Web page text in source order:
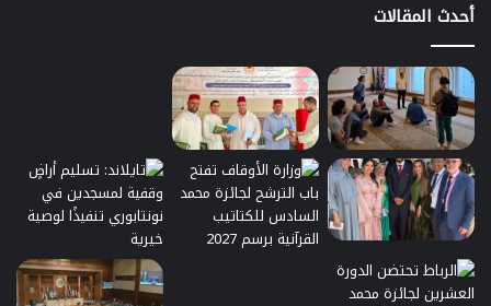
أحدث المقالات